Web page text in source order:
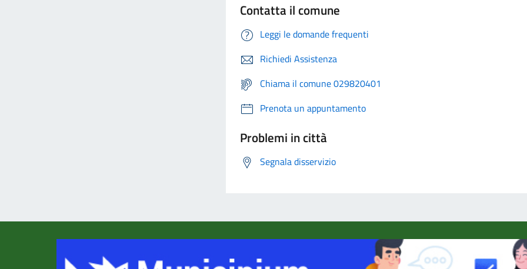
Contatta il comune
Leggi le domande frequenti
Richiedi Assistenza
Chiama il comune 029820401
Prenota un appuntamento
Problemi in città
Segnala disservizio